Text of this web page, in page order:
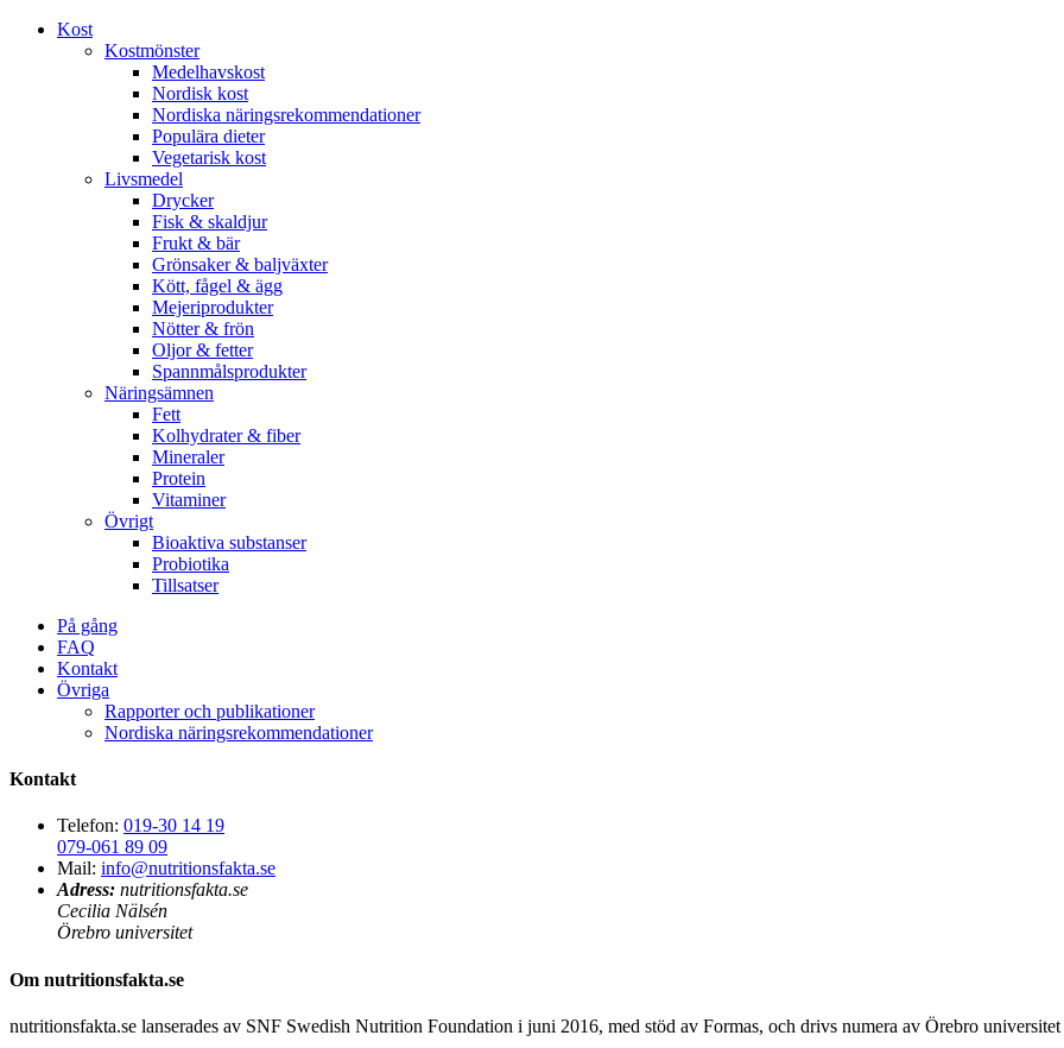
Kost
Kostmönster
Medelhavskost
Nordisk kost
Nordiska näringsrekommendationer
Populära dieter
Vegetarisk kost
Livsmedel
Drycker
Fisk & skaldjur
Frukt & bär
Grönsaker & baljväxter
Kött, fågel & ägg
Mejeriprodukter
Nötter & frön
Oljor & fetter
Spannmålsprodukter
Näringsämnen
Fett
Kolhydrater & fiber
Mineraler
Protein
Vitaminer
Övrigt
Bioaktiva substanser
Probiotika
Tillsatser
På gång
FAQ
Kontakt
Övriga
Rapporter och publikationer
Nordiska näringsrekommendationer
Kontakt
Telefon: 019-30 14 19
079-061 89 09
Mail: info@nutritionsfakta.se
Adress: nutritionsfakta.se
Cecilia Nälsén
Örebro universitet
Om nutritionsfakta.se
nutritionsfakta.se lanserades av SNF Swedish Nutrition Foundation i juni 2016, med stöd av Formas, och drivs numera av Örebro